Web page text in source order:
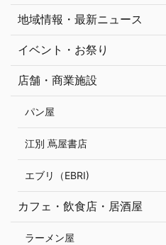
地域情報・最新ニュース
イベント・お祭り
店舗・商業施設
パン屋
江別 蔦屋書店
エブリ（EBRI)
カフェ・飲食店・居酒屋
ラーメン屋